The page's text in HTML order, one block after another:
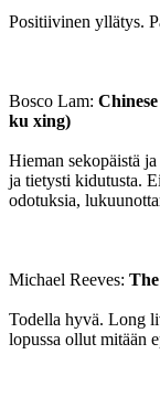
Positiivinen yllätys.
Bosco Lam:
ku xing)
Hieman sekopäistä
ja tietysti kidutusta.
odotuksia,
Michael Reeves:
Todella hyvä. Long
lopussa ollut mitään